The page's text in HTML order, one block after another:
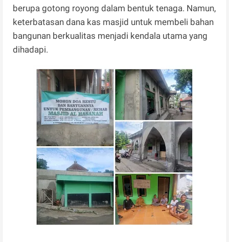
berupa gotong royong dalam bentuk tenaga. Namun,
keterbatasan dana kas masjid untuk membeli bahan
bangunan berkualitas menjadi kendala utama yang
dihadapi.